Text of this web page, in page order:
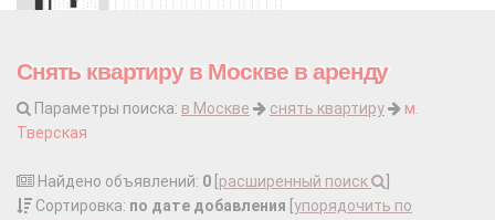
Снять квартиру в Москве в аренду
Параметры поиска: в Москве снять квартиру
м.
Тверская
Найдено объявлений: 0 расширенный поиск
Сортировка: по дате добавления упорядочить по